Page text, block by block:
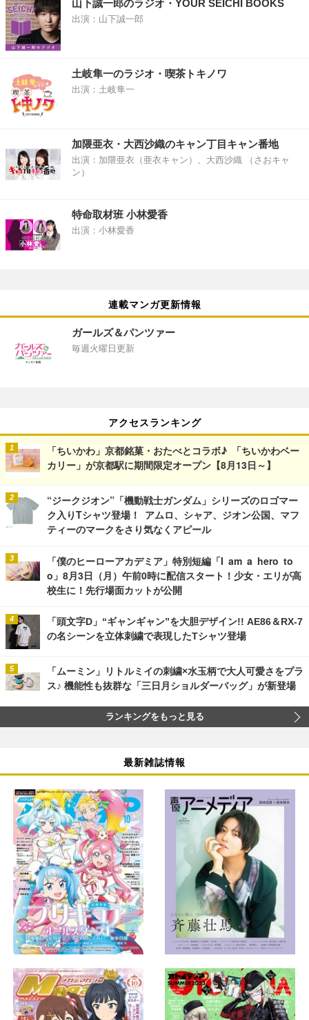
山下誠一郎のラジオ・YOUR SEICHI BOOKS
出演：山下誠一郎
土岐隼一のラジオ・喫茶トキノワ
出演：土岐隼一
加隈亜衣・大西沙織のキャン丁目キャン番地
出演：加隈亜衣（亜衣キャン）、大西沙織 （さおキャ
ン）
特命取材班 小林愛香
出演：小林愛香
連載マンガ更新情報
ガールズ＆パンツァー
毎週火曜日更新
アクセスランキング
「ちいかわ」京都銘菓・おたべとコラボ♪ 「ちいかわベー
カリー」が京都駅に期間限定オープン【8月13日～】
“ジークジオン”「機動戦士ガンダム」シリーズのロゴマー
ク入りTシャツ登場！ アムロ、シャア、ジオン公国、マフ
ティーのマークをさり気なくアピール
「僕のヒーローアカデミア」特別短編「I am a hero to
o」8月3日（月）午前0時に配信スタート！少女・エリが高
校生に！先行場面カットが公開
「頭文字D」“ギャンギャン”を大胆デザイン!! AE86＆RX-7
の名シーンを立体刺繍で表現したTシャツ登場
「ムーミン」リトルミイの刺繍×水玉柄で大人可愛さをプラ
ス♪ 機能性も抜群な「三日月ショルダーバッグ」が新登場
ランキングをもっと見る
最新雑誌情報